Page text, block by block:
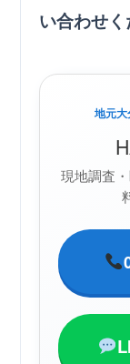
い合わせく
地元
現地調査